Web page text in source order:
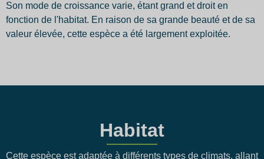
Son mode de croissance varie, étant grand et droit en
fonction de l'habitat. En raison de sa grande beauté et de sa
valeur élevée, cette espèce a été largement exploitée.
Habitat
Cette espèce est adaptée à différents types de climats, allant